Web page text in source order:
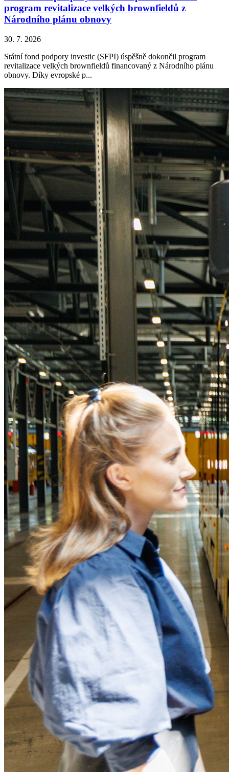
program revitalizace velkých brownfieldů z
Národního plánu obnovy
30. 7. 2026
Státní fond podpory investic (SFPI) úspěšně dokončil program
revitalizace velkých brownfieldů financovaný z Národního plánu
obnovy. Díky evropské p...